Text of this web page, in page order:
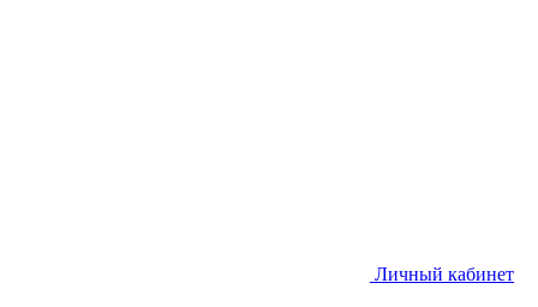
Личный кабинет